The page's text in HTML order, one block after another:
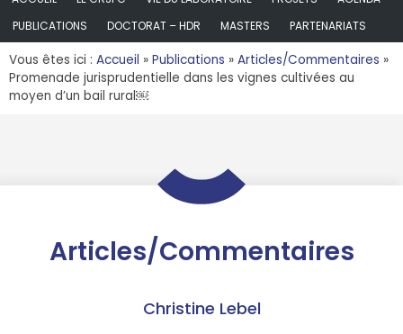
PUBLICATIONS
DOCTORAT – HDR MASTERS PARTENARIATS
Vous êtes ici : Accueil » Publications » Articles/Commentaires »
Promenade jurisprudentielle dans les vignes cultivées au
moyen d’un bail rural￼
Articles/Commentaires
Christine Lebel